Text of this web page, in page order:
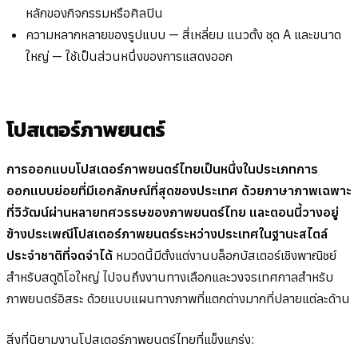
หลักของกิจกรรมหรือศิลปิน
ความหลากหลายของรูปแบบ — สี่เหลี่ยม แนวตั้ง ชุด A และขนาด
ใหญ่ — ใช้เป็นส่วนหนึ่งของการแสดงออก
โปสเตอร์ภาพยนตร์
การออกแบบโปสเตอร์ภาพยนตร์ไทยเป็นหนึ่งในประเภทการ
ออกแบบย่อยที่มีเอกลักษณ์ที่สุดของประเทศ ด้วยภาษาภาพเฉพาะ
ที่วิวัฒน์ผ่านหลายทศวรรษของภาพยนตร์ไทย และตอนนี้วางอยู่
ข้างประเพณีโปสเตอร์ภาพยนตร์ระหว่างประเทศในฐานะสไตล์
ประจำชาติที่จดจำได้ หมวดนี้มีตั้งแต่งานบล็อกบัสเตอร์เชิงพาณิชย์
สำหรับสตูดิโอใหญ่ ไปจนถึงงานทางเลือกและวงจรเทศกาลสำหรับ
ภาพยนตร์อิสระ ด้วยแบบแผนทางภาพที่แตกต่างมากที่ปลายแต่ละด้าน
สิ่งที่นิยามงานโปสเตอร์ภาพยนตร์ไทยที่แข็งแกร่ง: